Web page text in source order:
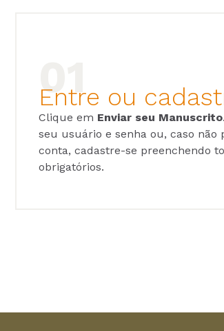
Entre ou
Clique em Enviar seu Manuscrito
seu usuário e senha ou, caso não
conta, cadastre-se preenchendo
obrigatórios.